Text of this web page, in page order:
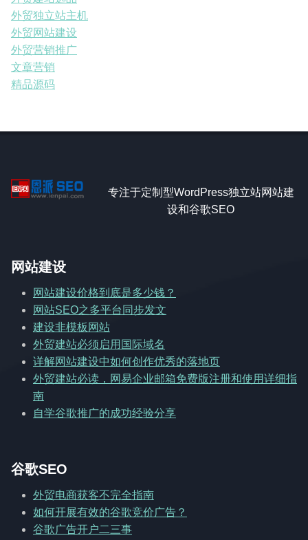
外贸独立站主机
外贸网站建设
外贸营销推广
文章营销
精品源码
专注于定制型WordPress独立站网站建
设和谷歌SEO
网站建设
网站建设价格到底是多少钱？
网站SEO之多平台同步发文
建设非模板网站
外贸建站必须启用国际域名
详解网站建设中如何创作优秀的落地页
外贸建站必读，网易企业邮箱免费版注册和使用详细指
南
自学谷歌推广的成功经验分享
谷歌SEO
外贸电商获客不完全指南
如何开展有效的谷歌竞价广告？
谷歌广告开户二三事